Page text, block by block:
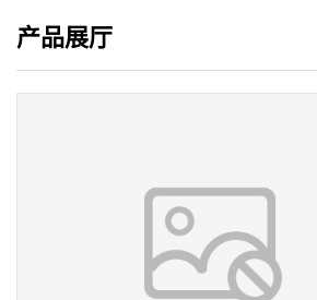
产品展厅